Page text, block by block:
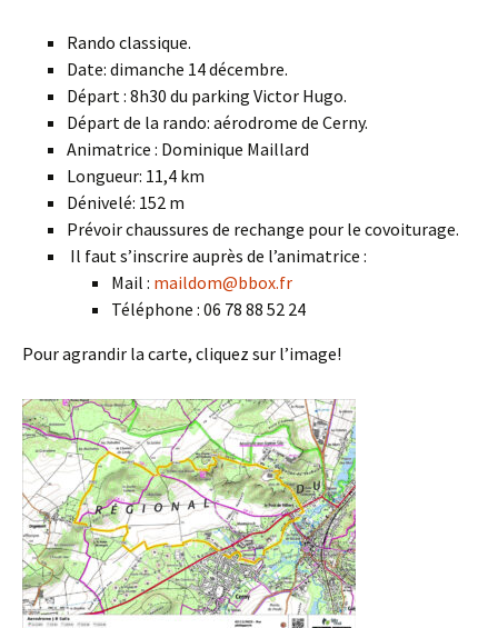
Rando classique.
Date: dimanche 14 décembre.
Départ : 8h30 du parking Victor Hugo.
Départ de la rando: aérodrome de Cerny.
Animatrice : Dominique Maillard
Longueur: 11,4 km
Dénivelé: 152 m
Prévoir chaussures de rechange pour le covoiturage.
Il faut s’inscrire auprès de l’animatrice :
Mail : maildom@bbox.fr
Téléphone : 06 78 88 52 24
Pour agrandir la carte, cliquez sur l’image!